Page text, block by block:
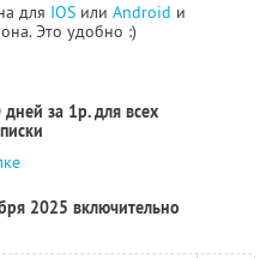
для IOS или Android и
Это удобно :)
за 1р. для всех
2025 включительно